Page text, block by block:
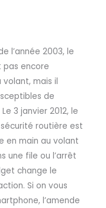
l’année 2003, le
pas encore
mais il
de
3 janvier 2012, le
routière est
en main au volant
une file ou l’arrêt
change le
Si on vous
l’amende